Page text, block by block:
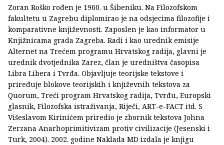
Zoran Roško rođen je 1960. u Šibeniku. Na Filozofskom
fakultetu u Zagrebu diplomirao je na odsjecima filozofije i
komparativne književnosti. Zaposlen je kao informator u
Knjižnicama grada Zagreba. Radi i kao urednik emisije
Alternet na Trećem programu Hrvatskog radija, glavni je
urednik dvotjednika Zarez, član je uredništva časopisa
Libra Libera i Tvrđa. Objavljuje teorijske tekstove i
priređuje blokove teorijskih i književnih tekstova za
Quorum, Treći program Hrvatskog radija, Tvrđu, Europski
glasnik, Filozofska istraživanja, Riječi, ART-e-FACT itd. S
Višeslavom Kirinićem priredio je zbornik tekstova Johna
Zerzana Anarhoprimitivizam protiv civilizacije (Jesenski i
Turk, 2004). 2002. godine Naklada MD izdala je knjigu